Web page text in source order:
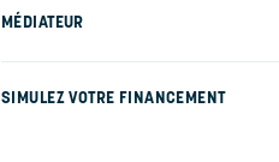
MÉDIATEUR
SIMULEZ VOTRE FINANCEMENT